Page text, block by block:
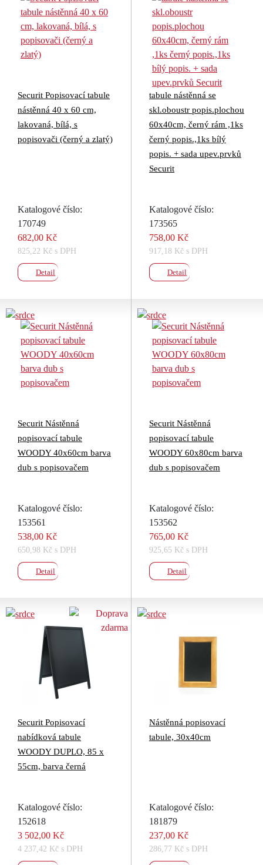
Securit Popisovací tabule
nástěnná 40 x 60 cm,
lakovaná, bílá, s
popisovači (černý a zlatý)
Katalogové číslo:
170749
682,00 Kč
825,22 Kč s DPH
Detail
tabule nástěnná se
skl.oboustr popis.plochou
60x40cm, černý rám ,1ks
černý popis.,1ks bílý
popis. + sada upev.prvků
Securit
Katalogové číslo:
173565
758,00 Kč
917,18 Kč s DPH
Detail
Securit Nástěnná
popisovací tabule
WOODY 40x60cm barva
dub s popisovačem
Katalogové číslo:
153561
538,00 Kč
650,98 Kč s DPH
Detail
Securit Nástěnná
popisovací tabule
WOODY 60x80cm barva
dub s popisovačem
Katalogové číslo:
153562
765,00 Kč
925,65 Kč s DPH
Detail
Securit Popisovací
nabídková tabule
WOODY DUPLO, 85 x
55cm, barva černá
Katalogové číslo:
152618
3 502,00 Kč
4 237,42 Kč s DPH
Nástěnná popisovací
tabule, 30x40cm
Katalogové číslo:
181879
237,00 Kč
286,77 Kč s DPH